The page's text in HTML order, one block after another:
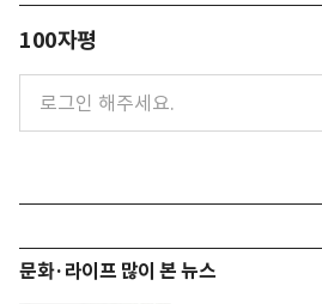
100자평
문화·라이프 많이 본 뉴스